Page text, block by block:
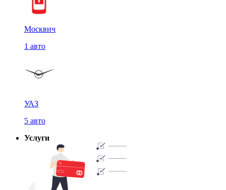
Москвич
1 авто
УАЗ
5 авто
Услуги